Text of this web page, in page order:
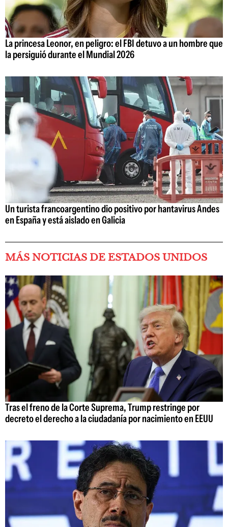
La princesa Leonor, en peligro: el FBI detuvo a un hombre que
la persiguió durante el Mundial 2026
Un turista francoargentino dio positivo por hantavirus Andes
en España y está aislado en Galicia
MÁS NOTICIAS DE ESTADOS UNIDOS
Tras el freno de la Corte Suprema, Trump restringe por
decreto el derecho a la ciudadanía por nacimiento en EEUU